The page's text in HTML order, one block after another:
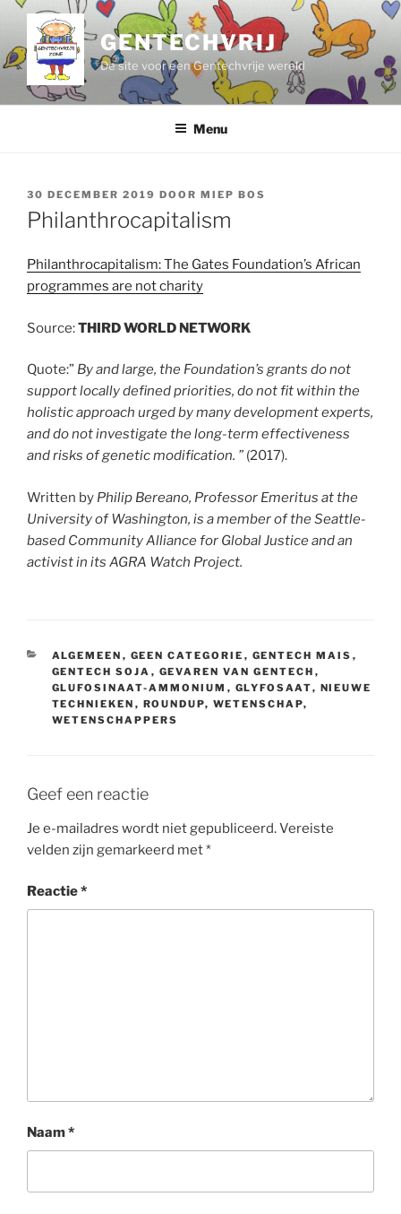
de
inhoud
GENTECHVRIJ
De site voor een Gentechvrije wereld
Menu
GEPLAATST
OP
30 DECEMBER 2019 DOOR MIEP BOS
Philanthrocapitalism
Philanthrocapitalism: The Gates Foundation’s African
programmes are not charity
Source:THIRD WORLD NETWORK
Quote:” By and large, the Foundation’s grants do not
support locally defined priorities, do not fit within the
holistic approach urged by many development experts,
and do not investigate the long-term effectiveness
and risks of genetic modification. ” (2017).
Written by Philip Bereano, Professor Emeritus at the
University of Washington, is a member of the Seattle-
based Community Alliance for Global Justice and an
activist in its AGRA Watch Project.
CATEGORIEËN
ALGEMEEN , GEEN CATEGORIE , GENTECH MAIS ,
GENTECH SOJA , GEVAREN VAN GENTECH ,
GLUFOSINAAT-AMMONIUM , GLYFOSAAT, NIEUWE
TECHNIEKEN , ROUNDUP, WETENSCHAP,
WETENSCHAPPERS
Geef een reactie
Je e-mailadres wordt niet gepubliceerd.Vereiste
velden zijn gemarkeerd met*
Reactie*
Naam*